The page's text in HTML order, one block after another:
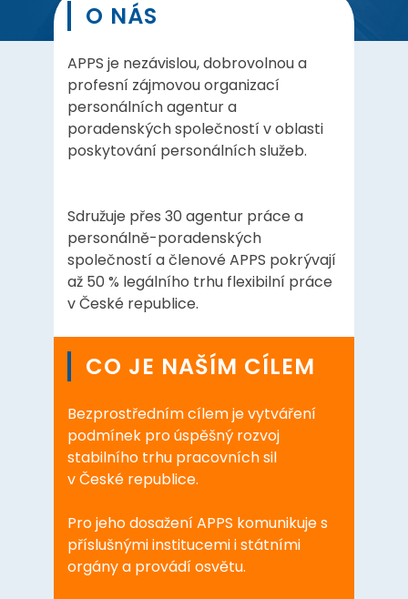
O NÁS
APPS je nezávislou, dobrovolnou a
profesní zájmovou organizací
personálních agentur a
poradenských společností v oblasti
poskytování personálních služeb.
Sdružuje přes 30 agentur práce a
personálně-poradenských
společností a členové APPS pokrývají
až 50 % legálního trhu flexibilní práce
v České republice.
CO JE NAŠÍM CÍLEM
Bezprostředním cílem je vytváření
podmínek pro úspěšný rozvoj
stabilního trhu pracovních sil
v České republice.
Pro jeho dosažení APPS komunikuje s
příslušnými institucemi i státními
orgány a provádí osvětu.